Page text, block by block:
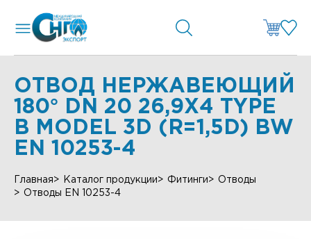
ОТВОД НЕРЖАВЕЮЩИЙ
180° DN 20 26,9X4 TYPE
B MODEL 3D (R=1,5D) BW
EN 10253-4
Главная Каталог продукции Фитинги
Отводы
Отводы EN 10253-4